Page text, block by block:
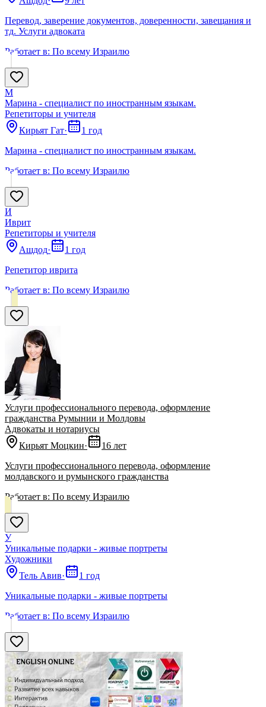
Перевод, заверение документов, доверенности, завещания и
тд. Услуги адвоката
Работает в: По всему Израилю
М
Марина - специалист по иностранным языкам.
Репетиторы и учителя
Кирьят Гат·
1 год
Марина - специалист по иностранным языкам.
Работает в: По всему Израилю
И
Иврит
Репетиторы и учителя
Ашдод·
1 год
Репетитор иврита
Работает в: По всему Израилю
Услуги профессионального перевода, оформление
гражданства Румынии и Молдовы
Адвокаты и нoтариусы
Кирьят Моцкин·
16 лет
Услуги профессионального перевода, оформление
молдавского и румынского гражданства
Работает в: По всему Израилю
У
Уникальные подарки - живые портреты
Художники
Тель Авив·
1 год
Уникальные подарки - живые портреты
Работает в: По всему Израилю